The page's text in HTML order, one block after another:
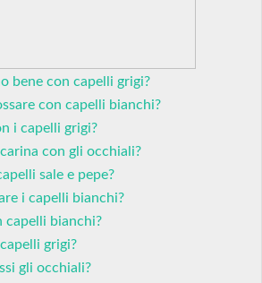
bene con capelli grigi?
con capelli bianchi?
i capelli grigi?
con gli occhiali?
sale e pepe?
i capelli bianchi?
capelli bianchi?
grigi?
gli occhiali?